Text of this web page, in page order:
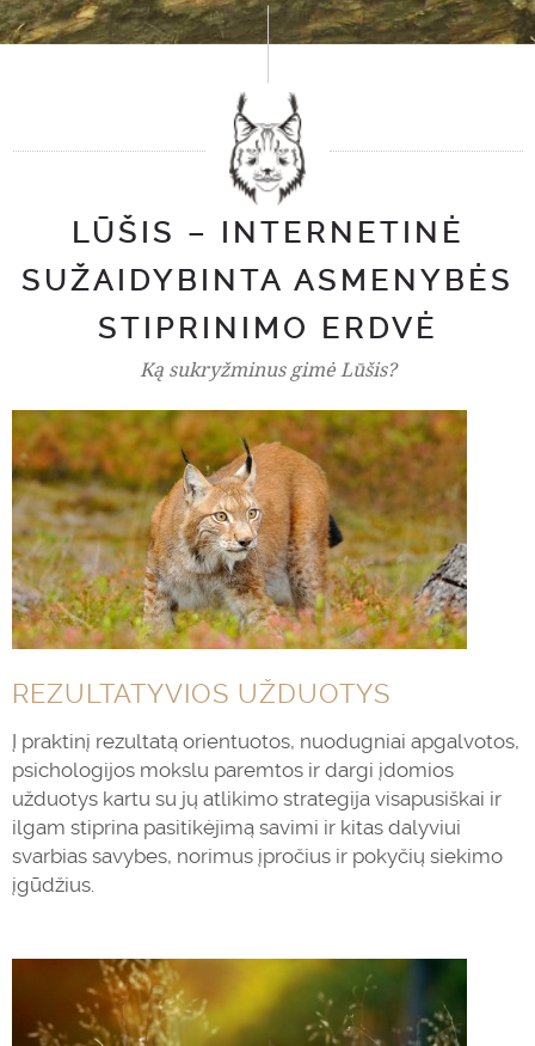
LŪŠIS – INTERNETINĖ
SUŽAIDYBINTA ASMENYBĖS
STIPRINIMO ERDVĖ
Ką sukryžminus gimė Lūšis?
REZULTATYVIOS UŽDUOTYS
Į praktinį rezultatą orientuotos, nuodugniai apgalvotos,
psichologijos mokslu paremtos ir dargi įdomios
užduotys kartu su jų atlikimo strategija visapusiškai ir
ilgam stiprina pasitikėjimą savimi ir kitas dalyviui
svarbias savybes, norimus įpročius ir pokyčių siekimo
įgūdžius.